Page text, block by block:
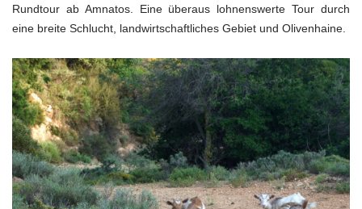
Rundtour ab Amnatos. Eine überaus lohnenswerte Tour durch
eine breite Schlucht, landwirtschaftliches Gebiet und Olivenhaine.